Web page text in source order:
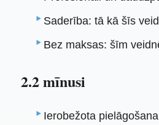
Saderība: tā kā šīs
Bez maksas: šīm
2.2 mīnusi
Ierobežota